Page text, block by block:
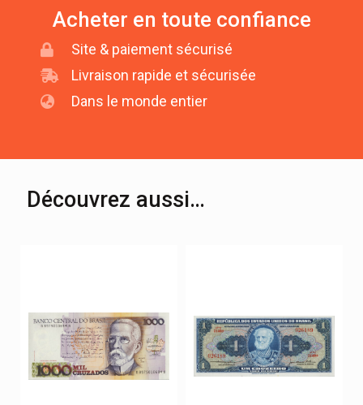
Acheter en toute confiance
Site & paiement sécurisé
Livraison rapide et sécurisée
Dans le monde entier
Découvrez aussi…